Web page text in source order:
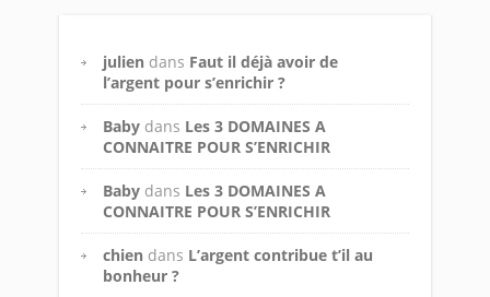
julien dans Faut il déjà avoir de
l’argent pour s’enrichir ?
Baby dans Les 3 DOMAINES A
CONNAITRE POUR S’ENRICHIR
Baby dans Les 3 DOMAINES A
CONNAITRE POUR S’ENRICHIR
chien dans L’argent contribue t’il au
bonheur ?